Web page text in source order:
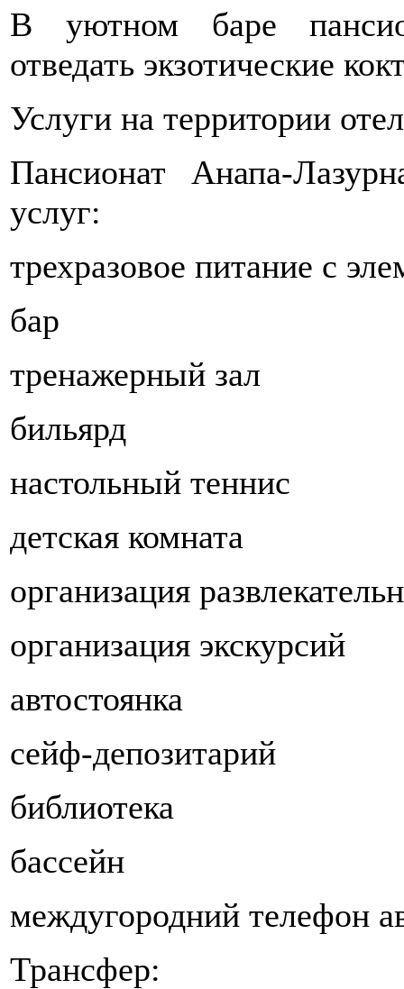
В уютном баре
отведать экзотические
Услуги на территории
Пансионат Анапа-
услуг:
трехразовое питание с
бар
тренажерный зал
бильярд
настольный теннис
детская комната
организация
организация экскурсий
автостоянка
сейф-депозитарий
библиотека
бассейн
междугородний телефон
Трансфер: